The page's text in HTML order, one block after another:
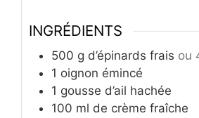
INGRÉDIENTS
500 g d’épinards frais ou
1 oignon émincé
1 gousse d’ail hachée
100 ml de crème fraîche